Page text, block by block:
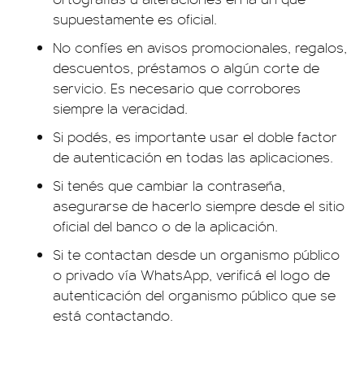
supuestamente es oficial.
No confíes en avisos promocionales, regalos,
descuentos, préstamos o algún corte de
servicio. Es necesario que corrobores
siempre la veracidad.
Si podés, es importante usar el doble factor
de autenticación en todas las aplicaciones.
Si tenés que cambiar la contraseña,
asegurarse de hacerlo siempre desde el sitio
oficial del banco o de la aplicación.
Si te contactan desde un organismo público
o privado vía WhatsApp, verificá el logo de
autenticación del organismo público que se
está contactando.